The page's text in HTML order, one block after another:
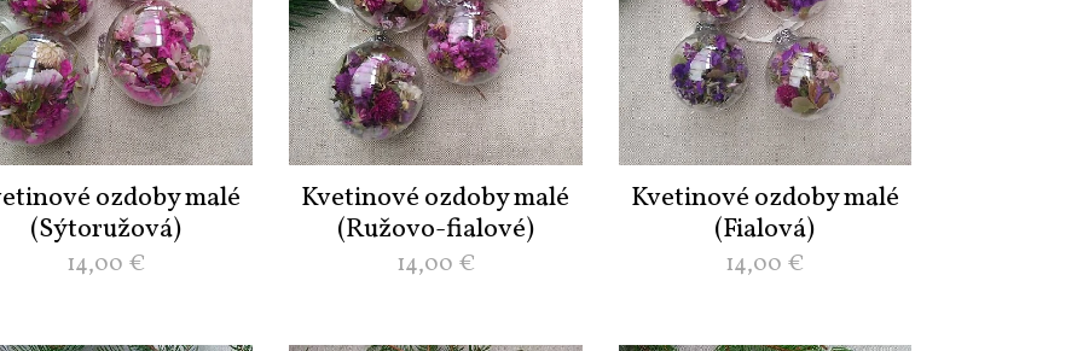
ozdoby malé
(Sýtoružová)
14,00 €
Kvetinové ozdoby malé
(Ružovo-fialové)
14,00 €
Kvetinové ozdoby malé
(Fialová)
14,00 €